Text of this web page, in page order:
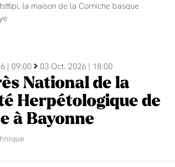
la maison de la Corniche basque
| 09:00 03 Oct. 2026 | 18:00
National de la
Herpétologique de
à Bayonne